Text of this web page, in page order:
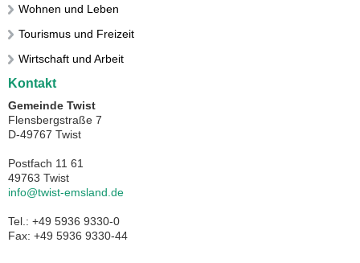
Wohnen und Leben
Tourismus und Freizeit
Wirtschaft und Arbeit
Kontakt
Gemeinde Twist
Flensbergstraße 7
D-49767 Twist
Postfach 11 61
49763 Twist
info@twist-emsland.de
Tel.: +49 5936 9330-0
Fax: +49 5936 9330-44